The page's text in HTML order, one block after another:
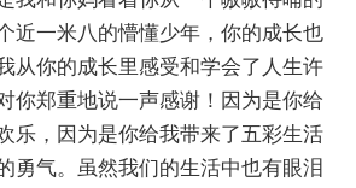
近一米八的懵懂少年，你的成长也
从你的成长里感受和学会了人生许
你郑重地说一声感谢！因为是你给
乐，因为是你给我带来了五彩生活
勇气。虽然我们的生活中也有眼泪